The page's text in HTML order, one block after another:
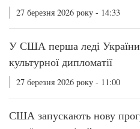
27 березня 2026 року - 14:33
У США перша леді України
культурної дипломатії
27 березня 2026 року - 11:00
США запускають нову